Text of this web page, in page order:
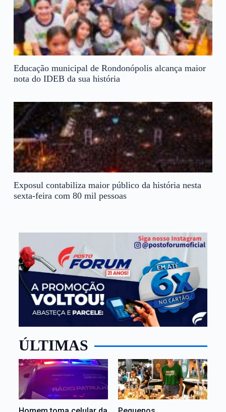
Educação municipal de Rondonópolis alcança maior
nota do IDEB da sua história
Exposul contabiliza maior público da história nesta
sexta-feira com 80 mil pessoas
ÚLTIMAS